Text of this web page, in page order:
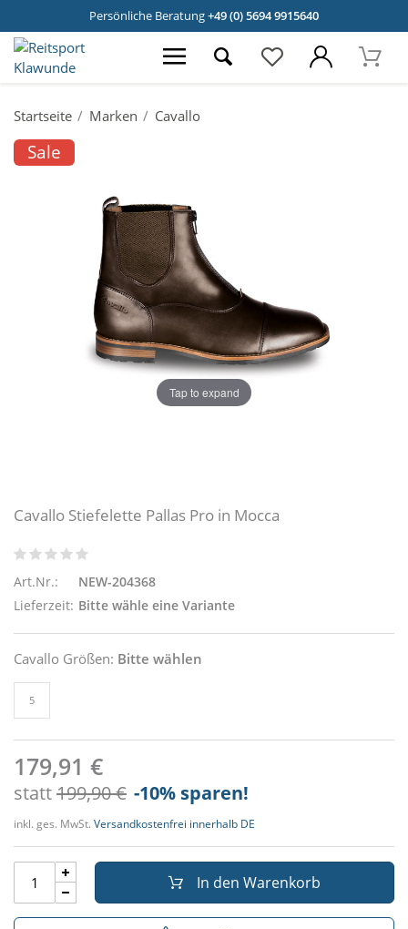
Persönliche Beratung+49 (0) 5694 9915640
Startseite Marken Cavallo
Sale
Tap to expand
Cavallo Stiefelette Pallas Pro in Mocca
Art.Nr.:
NEW-204368
Lieferzeit: Bitte wähle eine Variante
Cavallo Größen: Bitte wählen
5
179,91 €
statt199,90 € -10% sparen!
inkl. ges. MwSt. Versandkostenfrei innerhalb DE
In den Warenkorb